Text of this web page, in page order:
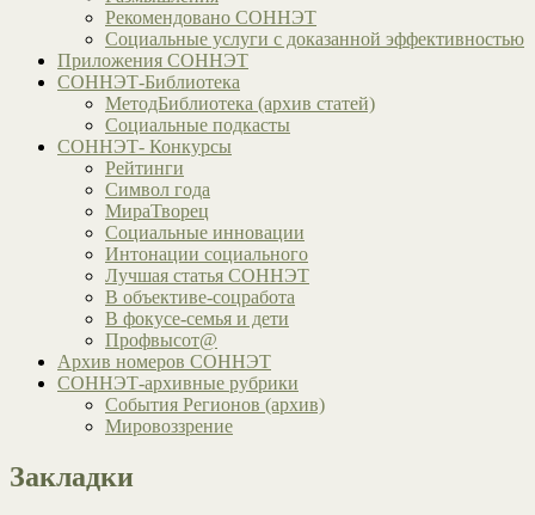
Рекомендовано СОННЭТ
Социальные услуги с доказанной эффективностью
Приложения СОННЭТ
СОННЭТ-Библиотека
МетодБиблиотека (архив статей)
Социальные подкасты
СОННЭТ- Конкурсы
Рейтинги
Символ года
МираТворец
Социальные инновации
Интонации социального
Лучшая статья СОННЭТ
В объективе-соцработа
В фокусе-семья и дети
Профвысот@
Архив номеров СОННЭТ
СОННЭТ-архивные рубрики
События Регионов (архив)
Мировоззрение
Закладки